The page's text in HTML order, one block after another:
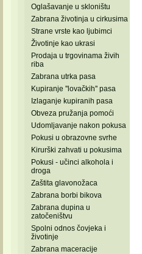
Oglašavanje u skloništu
Zabrana životinja u cirkusima
Strane vrste kao ljubimci
Životinje kao ukrasi
Prodaja u trgovinama živih
riba
Zabrana utrka pasa
Kupiranje ''lovačkih'' pasa
Izlaganje kupiranih pasa
Obveza pružanja pomoći
Udomljavanje nakon pokusa
Pokusi u obrazovne svrhe
Kirurški zahvati u pokusima
Pokusi - učinci alkohola i
droga
Zaštita glavonožaca
Zabrana borbi bikova
Zabrana dupina u
zatočeništvu
Spolni odnos čovjeka i
životinje
Zabrana maceracije